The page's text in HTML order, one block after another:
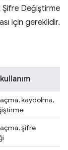
Değiştirme
için gereklidir.
kaydolma,
şifre